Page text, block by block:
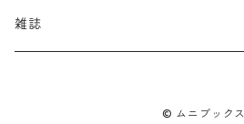
雑誌
© ムニブックス